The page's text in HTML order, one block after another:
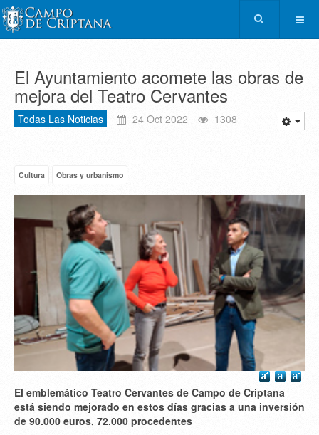
El Ayuntamiento acomete las obras de
mejora del Teatro Cervantes
Todas Las Noticias 24 Oct 2022 1308
Cultura Obras y urbanismo
El emblemático Teatro Cervantes de Campo de Criptana
está siendo mejorado en estos días gracias a una inversión
de 90.000 euros, 72.000 procedentes